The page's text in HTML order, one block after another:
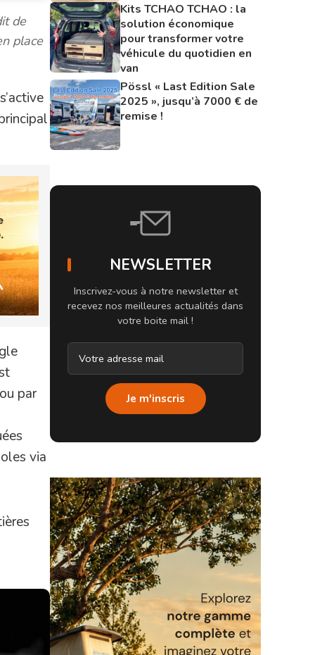
de
place
par
via
Kits TCHAO TCHAO : la
solution économique
pour transformer votre
véhicule du quotidien en
van
Pössl « Last Edition Sale
2025 », jusqu’à 7000 € de
remise !
NEWSLETTER
Inscrivez-vous à notre newsletter et
recevez nos meilleures actualités dans
votre boite mail !
Je m'inscris